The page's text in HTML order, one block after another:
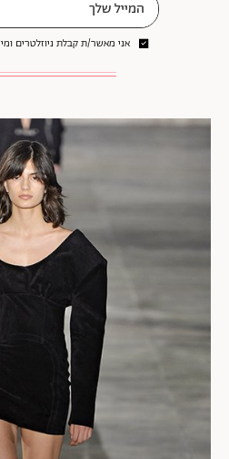
אני מאשר/ת קבלת ניוזלטרים